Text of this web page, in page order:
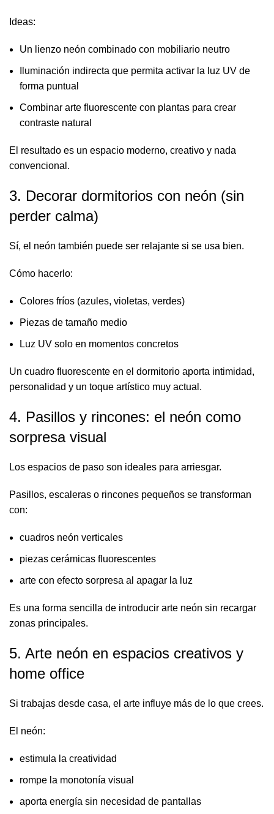
Ideas:
Un lienzo neón combinado con mobiliario neutro
Iluminación indirecta que permita activar la luz UV de
forma puntual
Combinar arte fluorescente con plantas para crear
contraste natural
El resultado es un espacio moderno, creativo y nada
convencional.
3. Decorar dormitorios con neón (sin
perder calma)
Sí, el neón también puede ser relajante si se usa bien.
Cómo hacerlo:
Colores fríos (azules, violetas, verdes)
Piezas de tamaño medio
Luz UV solo en momentos concretos
Un cuadro fluorescente en el dormitorio aporta intimidad,
personalidad y un toque artístico muy actual.
4. Pasillos y rincones: el neón como
sorpresa visual
Los espacios de paso son ideales para arriesgar.
Pasillos, escaleras o rincones pequeños se transforman
con:
cuadros neón verticales
piezas cerámicas fluorescentes
arte con efecto sorpresa al apagar la luz
Es una forma sencilla de introducir arte neón sin recargar
zonas principales.
5. Arte neón en espacios creativos y
home office
Si trabajas desde casa, el arte influye más de lo que crees.
El neón:
estimula la creatividad
rompe la monotonía visual
aporta energía sin necesidad de pantallas